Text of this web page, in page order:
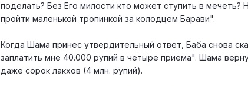
поделать? Без Его милости кто может ступить в
пройти маленькой тропинкой за колодцем Барави".
Когда Шама принес утвердительный ответ, Баба снова
заплатить мне 40.000 рупий в четыре приема". Шама
даже сорок лакхов (4 млн. рупий).